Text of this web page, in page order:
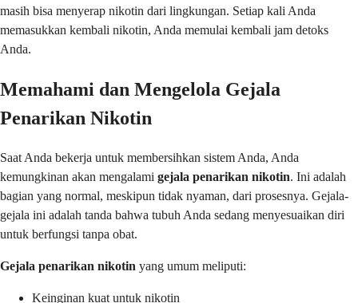
masih bisa menyerap nikotin dari lingkungan. Setiap kali Anda
memasukkan kembali nikotin, Anda memulai kembali jam detoks
Anda.
Memahami dan Mengelola Gejala
Penarikan Nikotin
Saat Anda bekerja untuk membersihkan sistem Anda, Anda
kemungkinan akan mengalami gejala penarikan nikotin. Ini adalah
bagian yang normal, meskipun tidak nyaman, dari prosesnya. Gejala-
gejala ini adalah tanda bahwa tubuh Anda sedang menyesuaikan diri
untuk berfungsi tanpa obat.
Gejala penarikan nikotin yang umum meliputi:
Keinginan kuat untuk nikotin